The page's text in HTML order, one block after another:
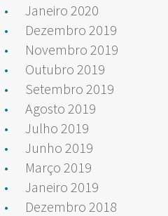
Janeiro 2020
Dezembro 2019
Novembro 2019
Outubro 2019
Setembro 2019
Agosto 2019
Julho 2019
Junho 2019
Março 2019
Janeiro 2019
Dezembro 2018